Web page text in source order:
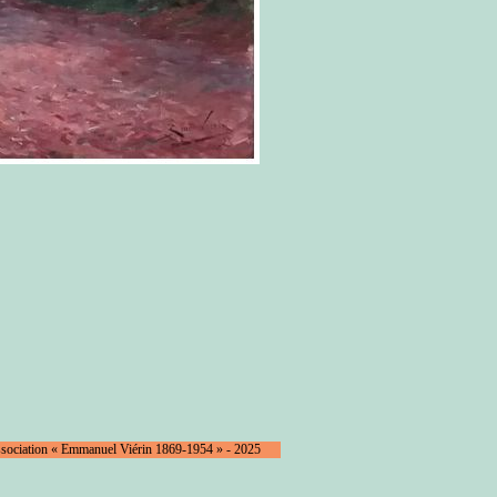
« Emmanuel Viérin 1869-1954 » - 2025